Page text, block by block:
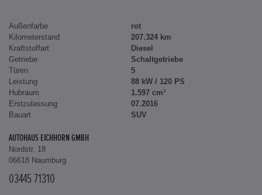
Außenfarbe
rot
Kilometerstand
207.324 km
Kraftstoffart
Diesel
Getriebe
Schaltgetriebe
Türen
5
Leistung
88 kW / 120 PS
Hubraum
1.597 cm³
Erstzulassung
07.2016
Bauart
SUV
AUTOHAUS EICHHORN GMBH
Nordstr. 18
06618 Naumburg
03445 71310